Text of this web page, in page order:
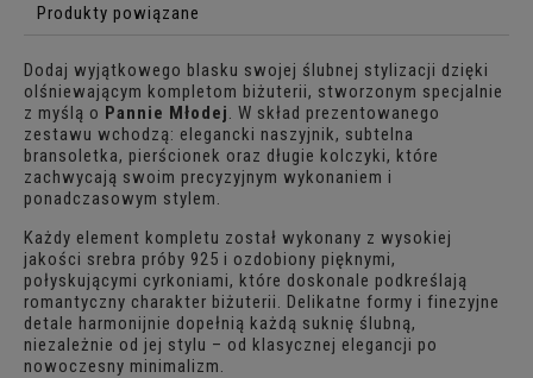
Produkty powiązane
Dodaj wyjątkowego blasku swojej ślubnej stylizacji dzięki
olśniewającym kompletom biżuterii, stworzonym specjalnie
z myślą o Pannie Młodej. W skład prezentowanego
zestawu wchodzą: elegancki naszyjnik, subtelna
bransoletka, pierścionek oraz długie kolczyki, które
zachwycają swoim precyzyjnym wykonaniem i
ponadczasowym stylem.
Każdy element kompletu został wykonany z wysokiej
jakości srebra próby 925 i ozdobiony pięknymi,
połyskującymi cyrkoniami, które doskonale podkreślają
romantyczny charakter biżuterii. Delikatne formy i finezyjne
detale harmonijnie dopełnią każdą suknię ślubną,
niezależnie od jej stylu – od klasycznej elegancji po
nowoczesny minimalizm.